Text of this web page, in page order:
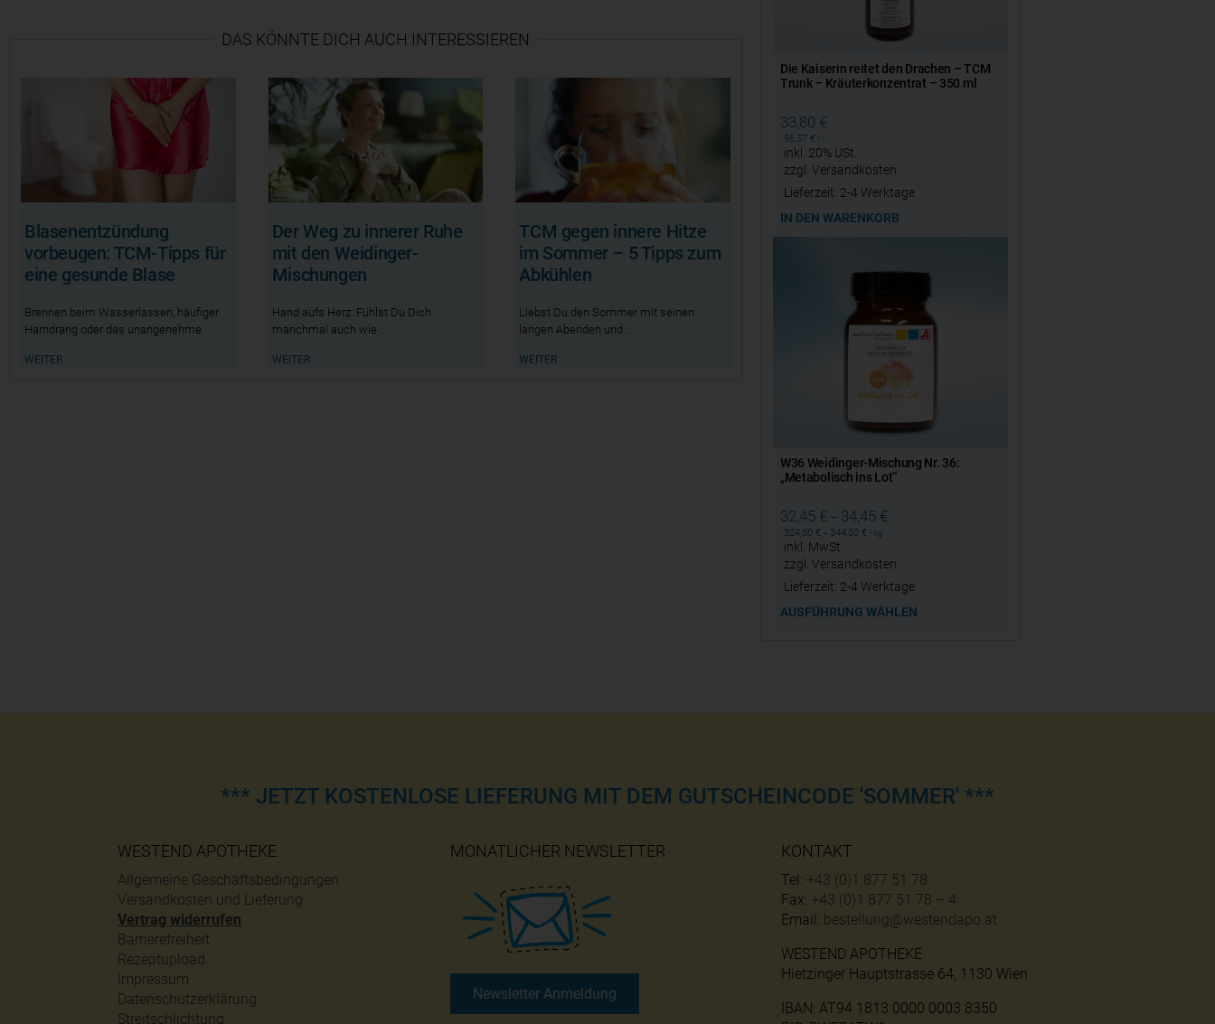
DAS KÖNNTE DICH AUCH INTERESSIEREN
Blasenentzündung
vorbeugen: TCM-Tipps für
eine gesunde Blase
Brennen beim Wasserlassen, häufiger
Harndrang oder das unangenehme
WEITER
Der Weg zu innerer Ruhe
mit den Weidinger-
Mischungen
Hand aufs Herz: Fühlst Du Dich
manchmal auch wie
WEITER
TCM gegen innere Hitze
im Sommer – 5 Tipps zum
Abkühlen
Liebst Du den Sommer mit seinen
langen Abenden und
WEITER
Die Kaiserin reitet den Drachen – TCM
Trunk – Kräuterkonzentrat – 350 ml
33,80 €
96,57 €
inkl. 20% USt.
zzgl. Versandkosten
Lieferzeit: 2-4 Werktage
IN DEN WARENKORB
W36 Weidinger-Mischung Nr. 36:
„Metabolisch ins Lot“
32,45 € – 34,45 €
324,50 € – 344,50 € kg
inkl. MwSt.
zzgl. Versandkosten
Lieferzeit: 2-4 Werktage
AUSFÜHRUNG WÄHLEN
*** JETZT KOSTENLOSE LIEFERUNG MIT DEM GUTSCHEINCODE 'SOMMER' ***
WESTEND APOTHEKE
Allgemeine Geschäftsbedingungen
Versandkosten und Lieferung
Vertrag widerrufen
Barrierefreiheit
Rezeptupload
Impressum
Datenschutzerklärung
Streitschlichtung
MONATLICHER NEWSLETTER
Newsletter Anmeldung
KONTAKT
Tel: +43 (0)1 877 51 78
Fax: +43 (0)1 877 51 78 – 4
Email: bestellung@westendapo.at
WESTEND APOTHEKE
Hietzinger Hauptstrasse 64, 1130 Wien
IBAN: AT94 1813 0000 0003 8350